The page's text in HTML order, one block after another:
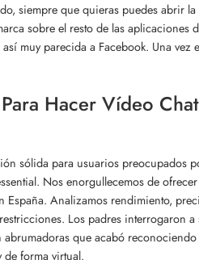
siempre que quieras puedes abrir
sobre el resto de las aplicaciones
muy parecida a Facebook. Una vez
Hacer Vídeo
sólida para usuarios preocupados
Nos enorgullecemos de
Analizamos rendimiento,
Los padres interrogaron
que acabó
forma virtual.